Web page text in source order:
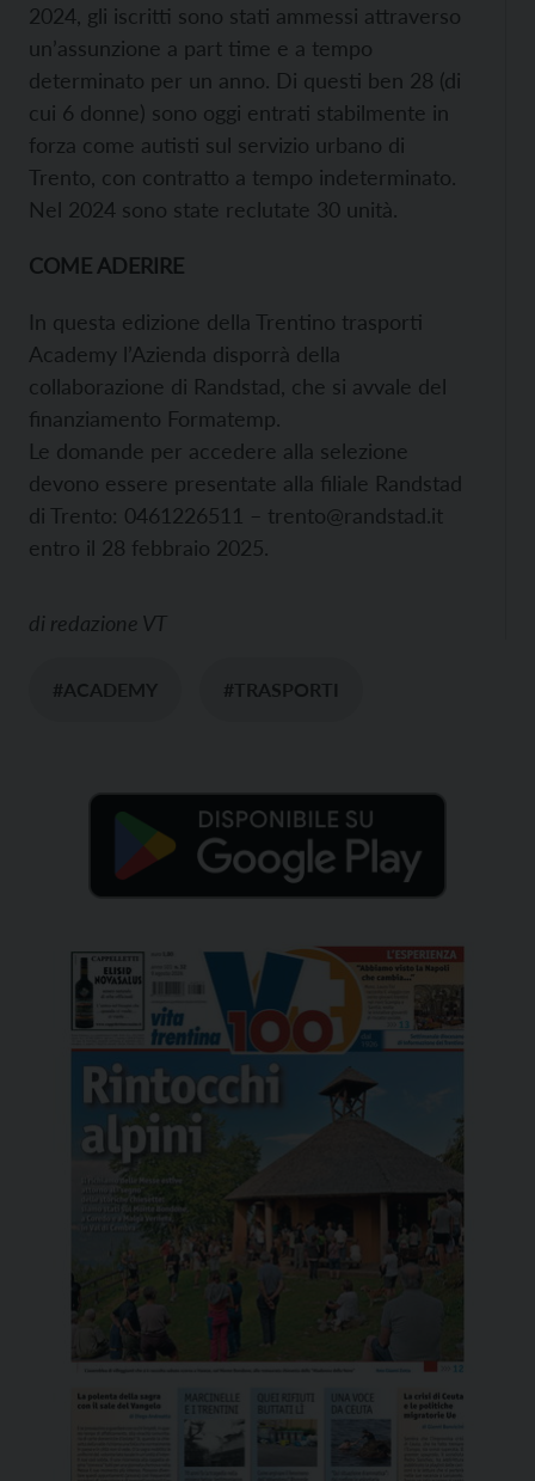
2024, gli iscritti sono stati ammessi attraverso
un’assunzione a part time e a tempo
determinato per un anno. Di questi ben 28 (di
cui 6 donne) sono oggi entrati stabilmente in
forza come autisti sul servizio urbano di
Trento, con contratto a tempo indeterminato.
Nel 2024 sono state reclutate 30 unità.
COME ADERIRE
In questa edizione della Trentino trasporti
Academy l’Azienda disporrà della
collaborazione di Randstad, che si avvale del
finanziamento Formatemp.
Le domande per accedere alla selezione
devono essere presentate alla filiale Randstad
di Trento: 0461226511 – trento@randstad.it
entro il 28 febbraio 2025.
di redazione VT
#ACADEMY #TRASPORTI